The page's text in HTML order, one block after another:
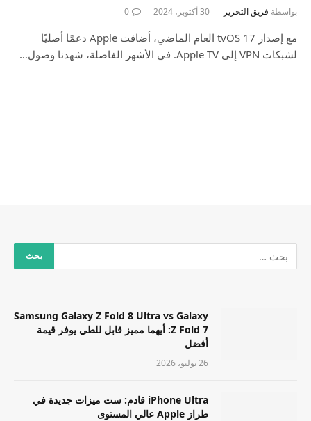
بواسطة فريق التحرير 30 أكتوبر، 2024 0
مع إصدار tvOS 17 العام الماضي، أضافت Apple دعمًا أصليًا
لشبكات VPN إلى Apple TV. في الأشهر الفاصلة، شهدنا وصول…
Samsung Galaxy Z Fold 8 Ultra vs Galaxy
Z Fold 7: أيهما مميز قابل للطي يوفر قيمة
أفضل
26 يوليو، 2026
iPhone Ultra قادم: ست ميزات جديدة في
طراز Apple عالي المستوى